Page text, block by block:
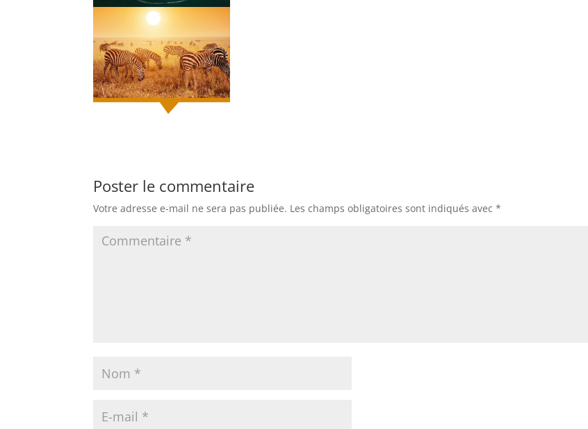
Poster le commentaire
Votre adresse e-mail ne sera pas publiée. Les champs obligatoires sont indiqués avec*